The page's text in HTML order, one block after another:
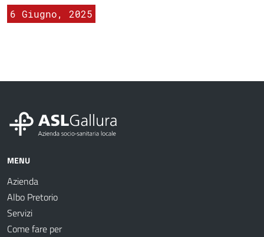
6 Giugno, 2025
MENU
Azienda
Albo Pretorio
Servizi
Come fare per